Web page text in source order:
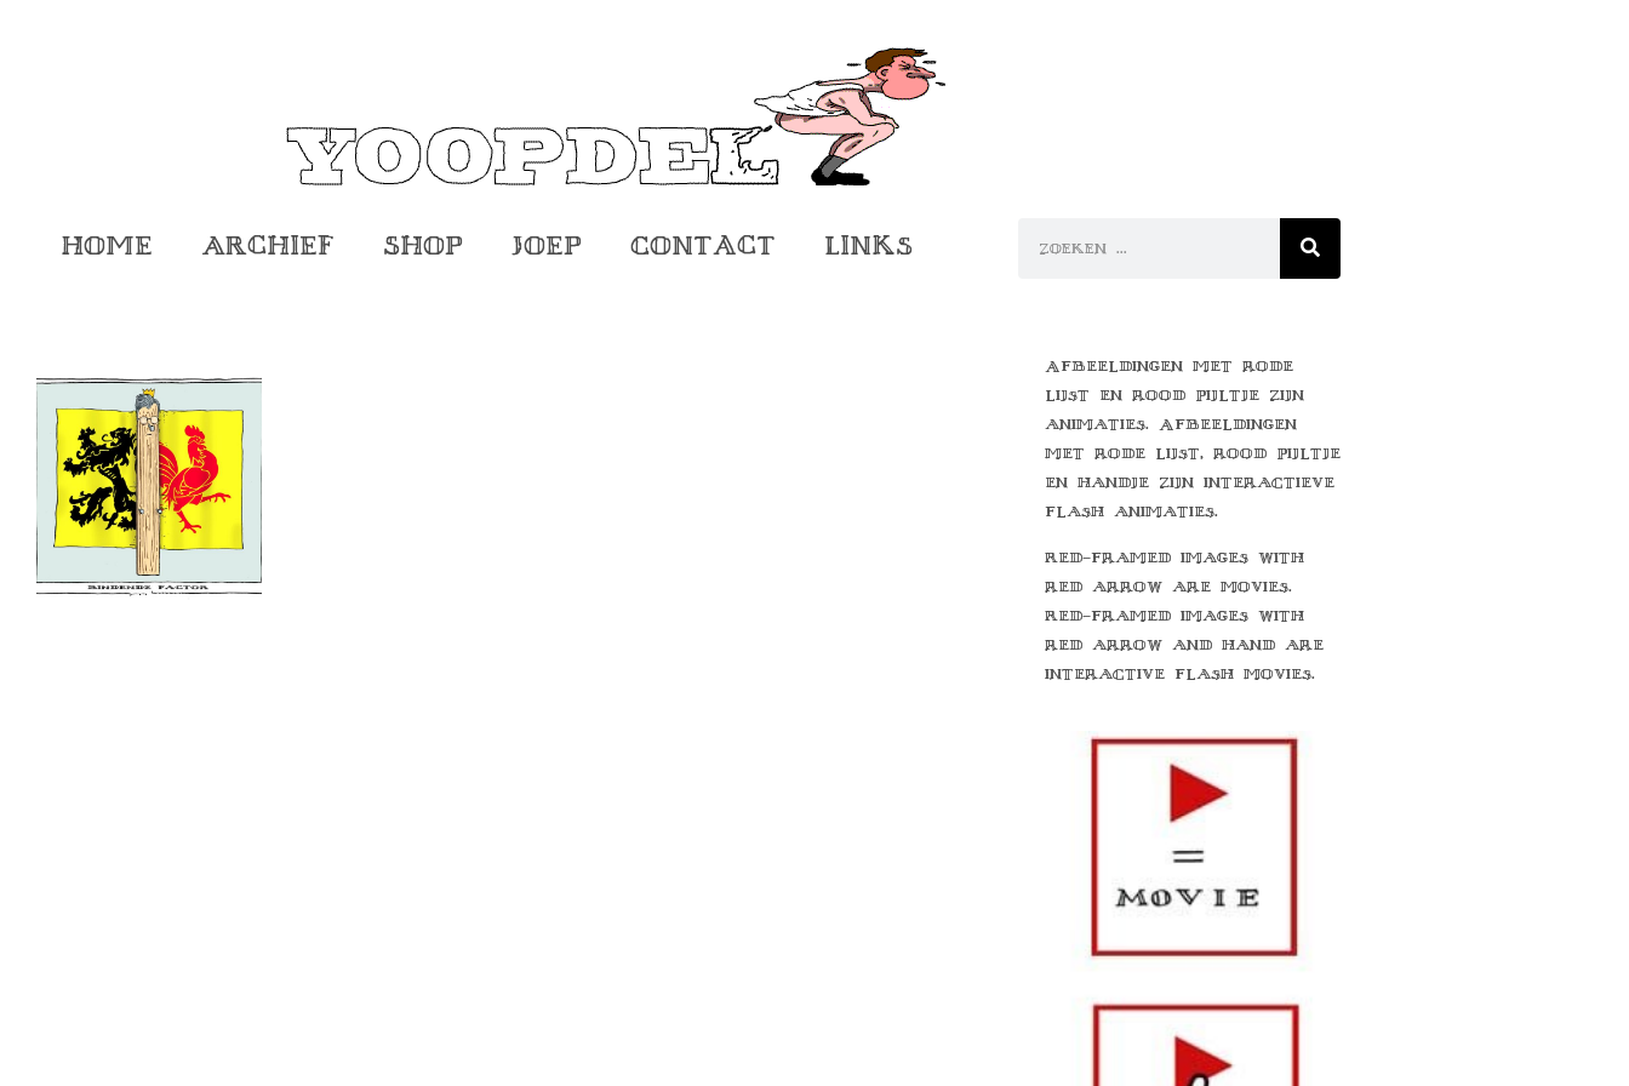
Home Archief Shop Joep Contact Links
Afbeeldingen met rode
lijst en rood pijltje zijn
animaties. Afbeeldingen
met rode lijst, rood pijltje
en handje zijn interactieve
flash animaties.
Red-framed images with
red arrow are movies.
Red-framed images with
red arrow and hand are
interactive flash movies.